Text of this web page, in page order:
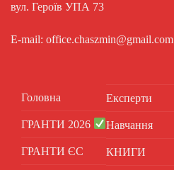
вул. Героїв УПА 73
E-mail: office.chaszmin@gmail.com
Головна
ГРАНТИ 2026
ГРАНТИ ЄС
Експерти
Навчання
КНИГИ